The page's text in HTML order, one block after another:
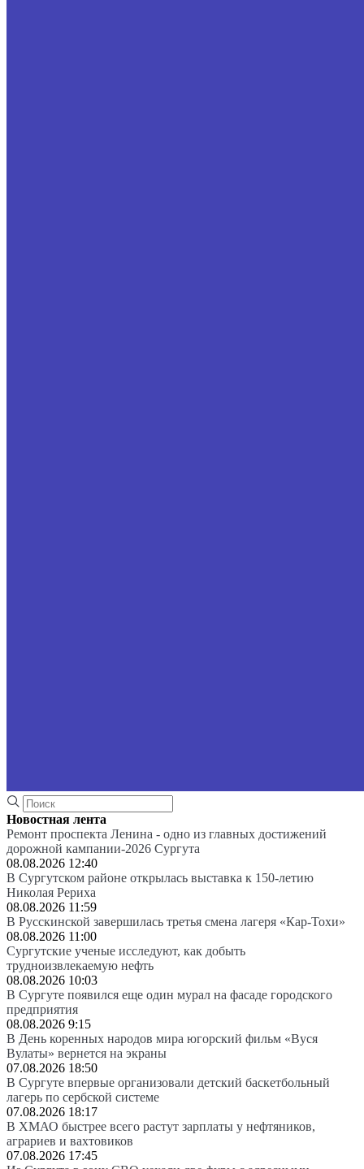
Новостная лента
Ремонт проспекта Ленина - одно из главных достижений
дорожной кампании-2026 Сургута
08.08.2026 12:40
В Сургутском районе открылась выставка к 150-летию
Николая Рериха
08.08.2026 11:59
В Русскинской завершилась третья смена лагеря «Кар-Тохи»
08.08.2026 11:00
Сургутские ученые исследуют, как добыть
трудноизвлекаемую нефть
08.08.2026 10:03
В Сургуте появился еще один мурал на фасаде городского
предприятия
08.08.2026 9:15
В День коренных народов мира югорский фильм «Вуся
Вулаты» вернется на экраны
07.08.2026 18:50
В Сургуте впервые организовали детский баскетбольный
лагерь по сербской системе
07.08.2026 18:17
В ХМАО быстрее всего растут зарплаты у нефтяников,
аграриев и вахтовиков
07.08.2026 17:45